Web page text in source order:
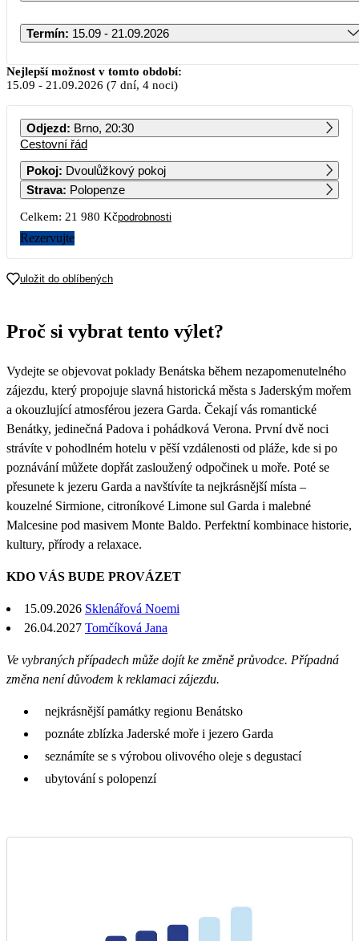
Termín: 15.09 - 21.09.2026
Září 2026
PO ÚT ST ČT PÁ SO NE
7
21
Nejlepší možnost v tomto období:
15.09 - 21.09.2026 (7 dní, 4 noci)
Odjezd: Brno, 20:30
Cestovní řád
Pokoj: Dvoulůžkový pokoj
Strava: Polopenze
Celkem: 21 980 Kčpodrobnosti
Rezervujte
uložit do oblíbených
Proč si vybrat tento výlet?
Vydejte se objevovat poklady Benátska během nezapomenutelného
zájezdu, který propojuje slavná historická města s Jaderským mořem
a okouzlující atmosférou jezera Garda. Čekají vás romantické
Benátky, jedinečná Padova i pohádková Verona. První dvě noci
strávíte v pohodlném hotelu v pěší vzdálenosti od pláže, kde si po
poznávání můžete dopřát zasloužený odpočinek u moře. Poté se
přesunete k jezeru Garda a navštívíte ta nejkrásnější místa –
kouzelné Sirmione, citroníkové Limone sul Garda i malebné
Malcesine pod masivem Monte Baldo. Perfektní kombinace historie,
kultury, přírody a relaxace.
KDO VÁS BUDE PROVÁZET
15.09.2026 Sklenářová Noemi
26.04.2027 Tomčíková Jana
Ve vybraných případech může dojít ke změně průvodce. Případná
změna není důvodem k reklamaci zájezdu.
nejkrásnější památky regionu Benátsko
poznáte zblízka Jaderské moře i jezero Garda
seznámíte se s výrobou olivového oleje s degustací
ubytování s polopenzí